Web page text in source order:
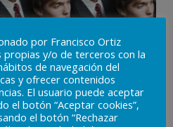
por Francisco Ortiz
propias y/o de terceros con la
de navegación del
y ofrecer contenidos
El usuario puede aceptar
el botón “Aceptar cookies”,
el botón “Rechazar